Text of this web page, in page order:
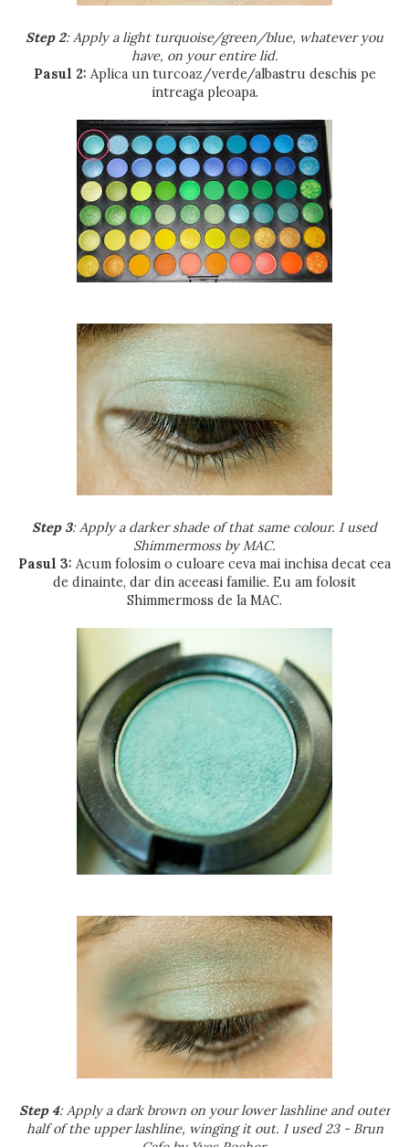
Step 2: Apply a light turquoise/green/blue, whatever you
have, on your entire lid.
Pasul 2: Aplica un turcoaz/verde/albastru deschis pe
intreaga pleoapa.
Step 3: Apply a darker shade of that same colour. I used
Shimmermoss by MAC.
Pasul 3: Acum folosim o culoare ceva mai inchisa decat cea
de dinainte, dar din aceeasi familie. Eu am folosit
Shimmermoss de la MAC.
Step 4: Apply a dark brown on your lower lashline and outer
half of the upper lashline, winging it out. I used 23 - Brun